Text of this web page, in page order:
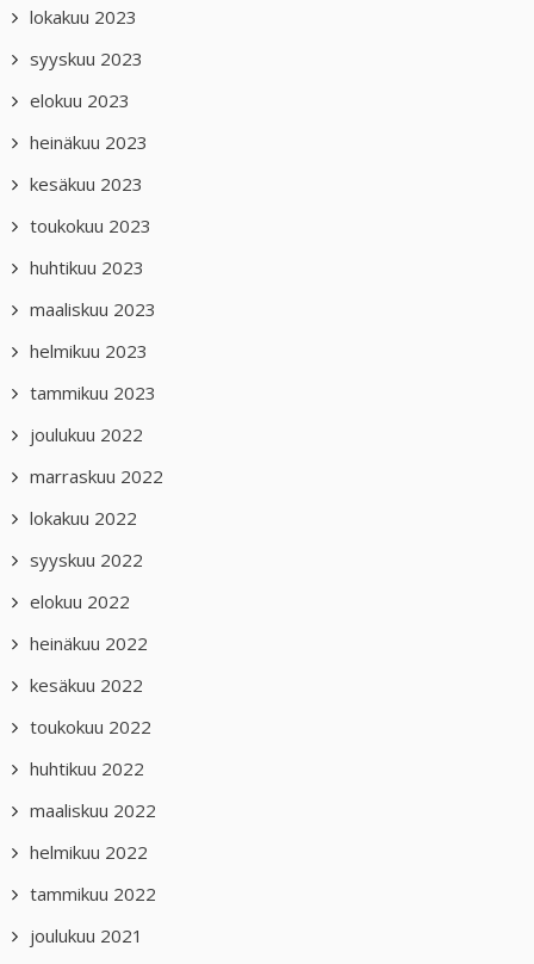
lokakuu 2023
syyskuu 2023
elokuu 2023
heinäkuu 2023
kesäkuu 2023
toukokuu 2023
huhtikuu 2023
maaliskuu 2023
helmikuu 2023
tammikuu 2023
joulukuu 2022
marraskuu 2022
lokakuu 2022
syyskuu 2022
elokuu 2022
heinäkuu 2022
kesäkuu 2022
toukokuu 2022
huhtikuu 2022
maaliskuu 2022
helmikuu 2022
tammikuu 2022
joulukuu 2021